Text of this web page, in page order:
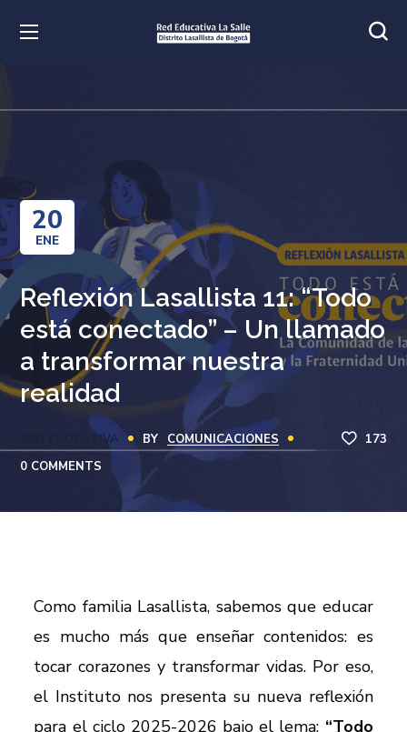
20
ENE
Reflexión Lasallista 11: “Todo
está conectado” – Un llamado
a transformar nuestra
realidad
RED EDUCATIVA BY
COMUNICACIONES
0 COMMENTS
173
Como familia Lasallista, sabemos que educar
es mucho más que enseñar contenidos: es
tocar corazones y transformar vidas. Por eso,
el Instituto nos presenta su nueva reflexión
para el ciclo 2025-2026 bajo el lema: “Todo